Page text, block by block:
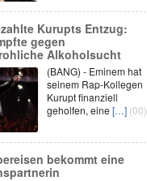
Kurupts Entzug:
gegen
Alkoholsucht
(BANG) - Eminem hat
seinem Rap-Kollegen
Kurupt finanziell
geholfen, eine […] (00)
bekommt eine